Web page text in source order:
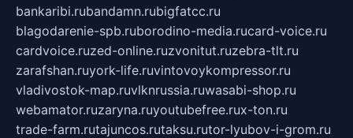
bankaribi.rubandamn.rubigfatcc.ru
blagodarenie-spb.ruborodino-media.rucard-voice.ru
cardvoice.ruzed-online.ruzvonitut.ruzebra-tlt.ru
zarafshan.ruyork-life.ruvintovoykompressor.ru
vladivostok-map.ruvlknrussia.ruwasabi-shop.ru
webamator.ruzaryna.ruyoutubefree.rux-ton.ru
trade-farm.rutajuncos.rutaksu.rutor-lyubov-i-grom.ru